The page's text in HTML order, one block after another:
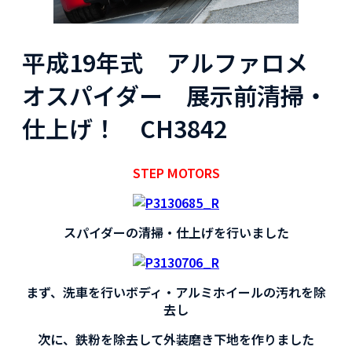
平成19年式 アルファロメ
オスパイダー 展示前清掃・
仕上げ！ CH3842
STEP MOTORS
スパイダーの清掃・仕上げを行いました
まず、洗車を行いボディ・アルミホイールの汚れを除
去し
次に、鉄粉を除去して外装磨き下地を作りました